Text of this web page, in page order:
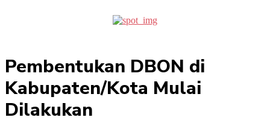
Pembentukan DBON di
Kabupaten/Kota Mulai
Dilakukan